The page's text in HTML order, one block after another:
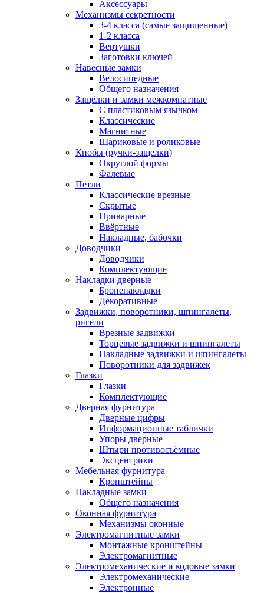
Аксессуары
Механизмы секретности
3-4 класса (самые защищенные)
1-2 класса
Вертушки
Заготовки ключей
Навесные замки
Велосипедные
Общего назначения
Защёлки и замки межкомнатные
С пластиковым язычком
Классические
Магнитные
Шариковые и роликовые
Кнобы (ручки-защелки)
Округлой формы
Фалевые
Петли
Классические врезные
Скрытые
Приварные
Ввёртные
Накладные, бабочки
Доводчики
Доводчики
Комплектующие
Накладки дверные
Броненакладки
Декоративные
Задвижки, поворотники, шпингалеты,
ригели
Врезные задвижки
Торцевые задвижки и шпингалеты
Накладные задвижки и шпингалеты
Поворотники для задвижек
Глазки
Глазки
Комплектующие
Дверная фурнитура
Дверные цифры
Информационные таблички
Упоры дверные
Штыри противосъёмные
Эксцентрики
Мебельная фурнитура
Кронштейны
Накладные замки
Общего назначения
Оконная фурнитура
Механизмы оконные
Электромагнитные замки
Монтажные кронштейны
Электромагнитные
Электромеханические и кодовые замки
Электромеханические
Электронные